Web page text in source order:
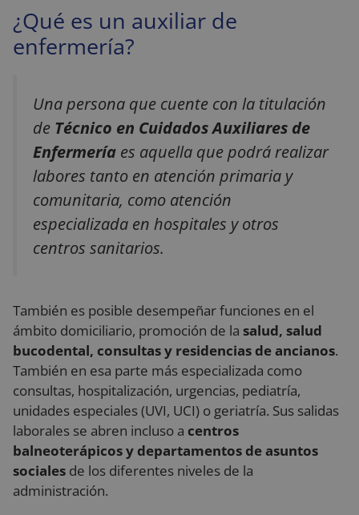
¿Qué es un auxiliar de
enfermería?
Una persona que cuente con la titulación
de Técnico en Cuidados Auxiliares de
Enfermería es aquella que podrá realizar
labores tanto en atención primaria y
comunitaria, como atención
especializada en hospitales y otros
centros sanitarios.
También es posible desempeñar funciones en el
ámbito domiciliario, promoción de la salud, salud
bucodental, consultas y residencias de ancianos.
También en esa parte más especializada como
consultas, hospitalización, urgencias, pediatría,
unidades especiales (UVI, UCI) o geriatría. Sus salidas
laborales se abren incluso a centros
balneoterápicos y departamentos de asuntos
sociales de los diferentes niveles de la
administración.